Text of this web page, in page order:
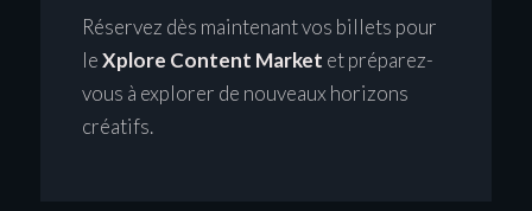
Réservez dès maintenant vos billets pour
leXplore Content Market et préparez-
vous à explorer de nouveaux horizons
créatifs.